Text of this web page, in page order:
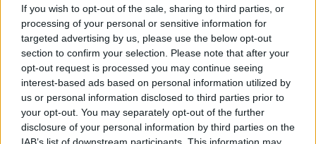
If you wish to opt-out of the sale, sharing to third parties, or
processing of your personal or sensitive information for
targeted advertising by us, please use the below opt-out
section to confirm your selection. Please note that after your
opt-out request is processed you may continue seeing
interest-based ads based on personal information utilized by
us or personal information disclosed to third parties prior to
your opt-out. You may separately opt-out of the further
disclosure of your personal information by third parties on the
davant al primer quart de tres punts, avantatge que
van perdre al segon període. Un partit igualat va
obrir un nou escenari al tercer període, que es van
endur novament els manlleuencs. Finalment, al
quart decisiu, els visitants van aprofitar el
cansament del CB Manlleu i van culminar la
remuntada amb un parcial de 15 a 27.